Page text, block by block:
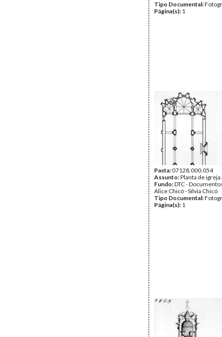
Tipo Documental:
Página(s): 1
Pasta:07128.000.054
Assunto:Planta de igreja.
Fundo:DTC -
Alice Chicó - Sílvia Chicó
Tipo Documental:
Página(s): 1